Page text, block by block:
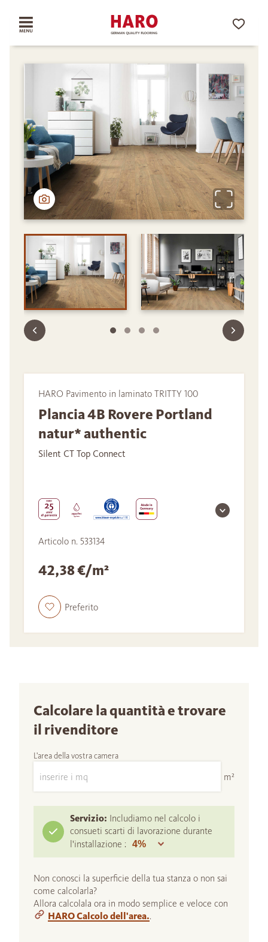
HARO Pavimento in laminato TRITTY 100
Plancia 4B Rovere Portland
natur* authentic
Silent CT Top Connect
Articolo n. 533134
42,38 €/m²
Preferito
Calcolare la quantità e trovare
il rivenditore
L'area della vostra camera
m²
Servizio: Includiamo nel calcolo i
consueti scarti di lavorazione durante
l'installazione :
Non conosci la superficie della tua stanza o non sai
come calcolarla?
Allora calcolala ora in modo semplice e veloce con
HARO Calcolo dell'area..